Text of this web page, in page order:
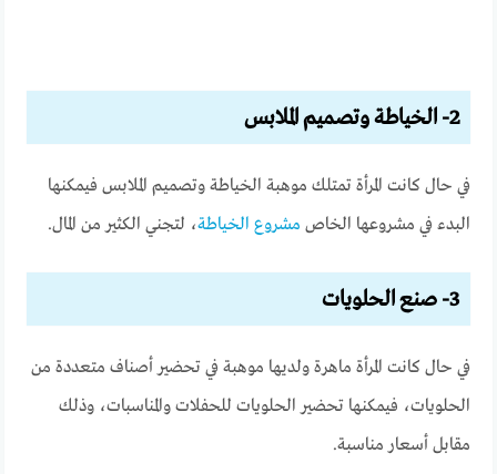
2- الخياطة وتصميم الملابس
في حال كانت المرأة تمتلك موهبة الخياطة وتصميم الملابس فيمكنها
البدء في مشروعها الخاص مشروع الخياطة، لتجني الكثير من المال.
3- صنع الحلويات
في حال كانت المرأة ماهرة ولديها موهبة في تحضير أصناف متعددة من
الحلويات، فيمكنها تحضير الحلويات للحفلات والمناسبات، وذلك
مقابل أسعار مناسبة.